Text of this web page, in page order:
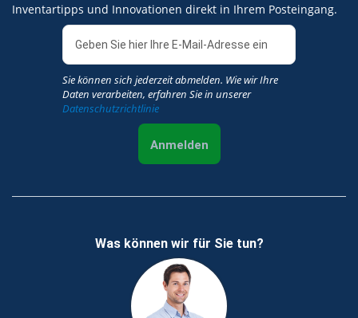
Inventartipps und Innovationen direkt in Ihrem Posteingang.
Sie können sich jederzeit abmelden. Wie wir Ihre
Daten verarbeiten, erfahren Sie in unserer
Datenschutzrichtlinie
Anmelden
Was können wir für Sie tun?